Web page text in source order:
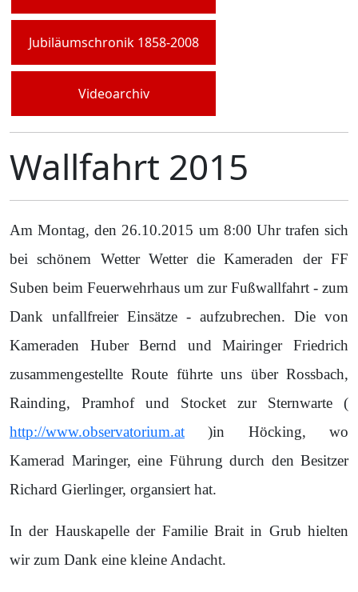
Jubiläumschronik 1858-2008
Videoarchiv
Wallfahrt 2015
Am Montag, den 26.10.2015 um 8:00 Uhr trafen sich
bei schönem Wetter Wetter die Kameraden der FF
Suben beim Feuerwehrhaus um zur Fußwallfahrt - zum
Dank unfallfreier Einsätze - aufzubrechen. Die von
Kameraden Huber Bernd und Mairinger Friedrich
zusammengestellte Route führte uns über Rossbach,
Rainding, Pramhof und Stocket zur Sternwarte (
http://www.observatorium.at )in Höcking, wo
Kamerad Maringer, eine Führung durch den Besitzer
Richard Gierlinger, organsiert hat.
In der Hauskapelle der Familie Brait in Grub hielten
wir zum Dank eine kleine Andacht.